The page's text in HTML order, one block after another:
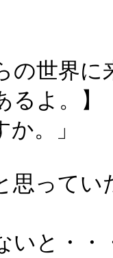
の世界
よ。】
。」
思って
いと・・